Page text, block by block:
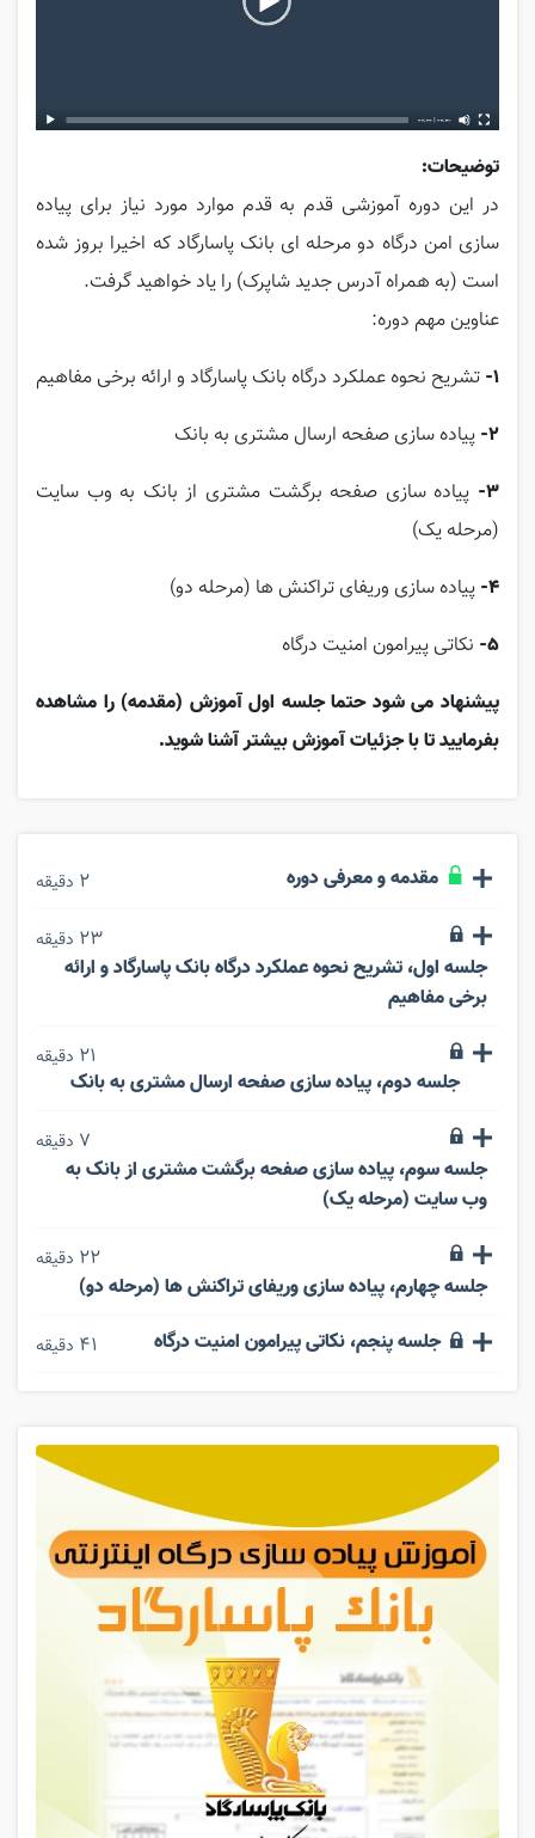
توضیحات:
در این دوره آموزشی قدم به قدم موارد مورد نیاز برای پیاده
سازی امن درگاه دو مرحله ای بانک پاسارگاد که اخیرا بروز شده
است (به همراه آدرس جدید شاپرک) را یاد خواهید گرفت.
عناوین مهم دوره:
1- تشریح نحوه عملکرد درگاه بانک پاسارگاد و ارائه برخی مفاهیم
2- پیاده سازی صفحه ارسال مشتری به بانک
3- پیاده سازی صفحه برگشت مشتری از بانک به وب سایت
(مرحله یک)
4- پیاده سازی وریفای تراکنش ها (مرحله دو)
5- نکاتی پیرامون امنیت درگاه
پیشنهاد می شود حتما جلسه اول آموزش (مقدمه) را مشاهده
بفرمایید تا با جزئیات آموزش بیشتر آشنا شوید.
مقدمه و معرفی دوره 2 دقیقه
جلسه اول، تشریح نحوه عملکرد درگاه بانک پاسارگاد و ارائه
برخی مفاهیم
23 دقیقه
جلسه دوم، پیاده سازی صفحه ارسال مشتری به بانک
21 دقیقه
جلسه سوم، پیاده سازی صفحه برگشت مشتری از بانک به
وب سایت (مرحله یک)
7 دقیقه
جلسه چهارم، پیاده سازی وریفای تراکنش ها (مرحله دو)
22 دقیقه
جلسه پنجم، نکاتی پیرامون امنیت درگاه 41 دقیقه